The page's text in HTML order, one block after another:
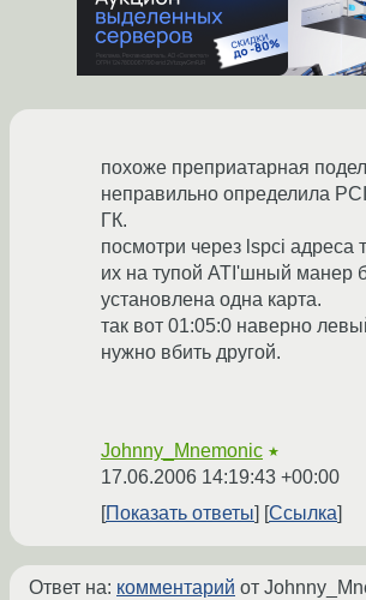
похоже преприатарная
неправильно определила
ГК.
посмотри через lspci адреса
их на тупой ATI'шный манер
установлена одна карта.
так вот 01:05:0 наверно
нужно вбить другой.
Johnny_Mnemonic ★
17.06.2006 14:19:43 +00:00
Показать ответы
Ссылка
Ответ на: комментарий от